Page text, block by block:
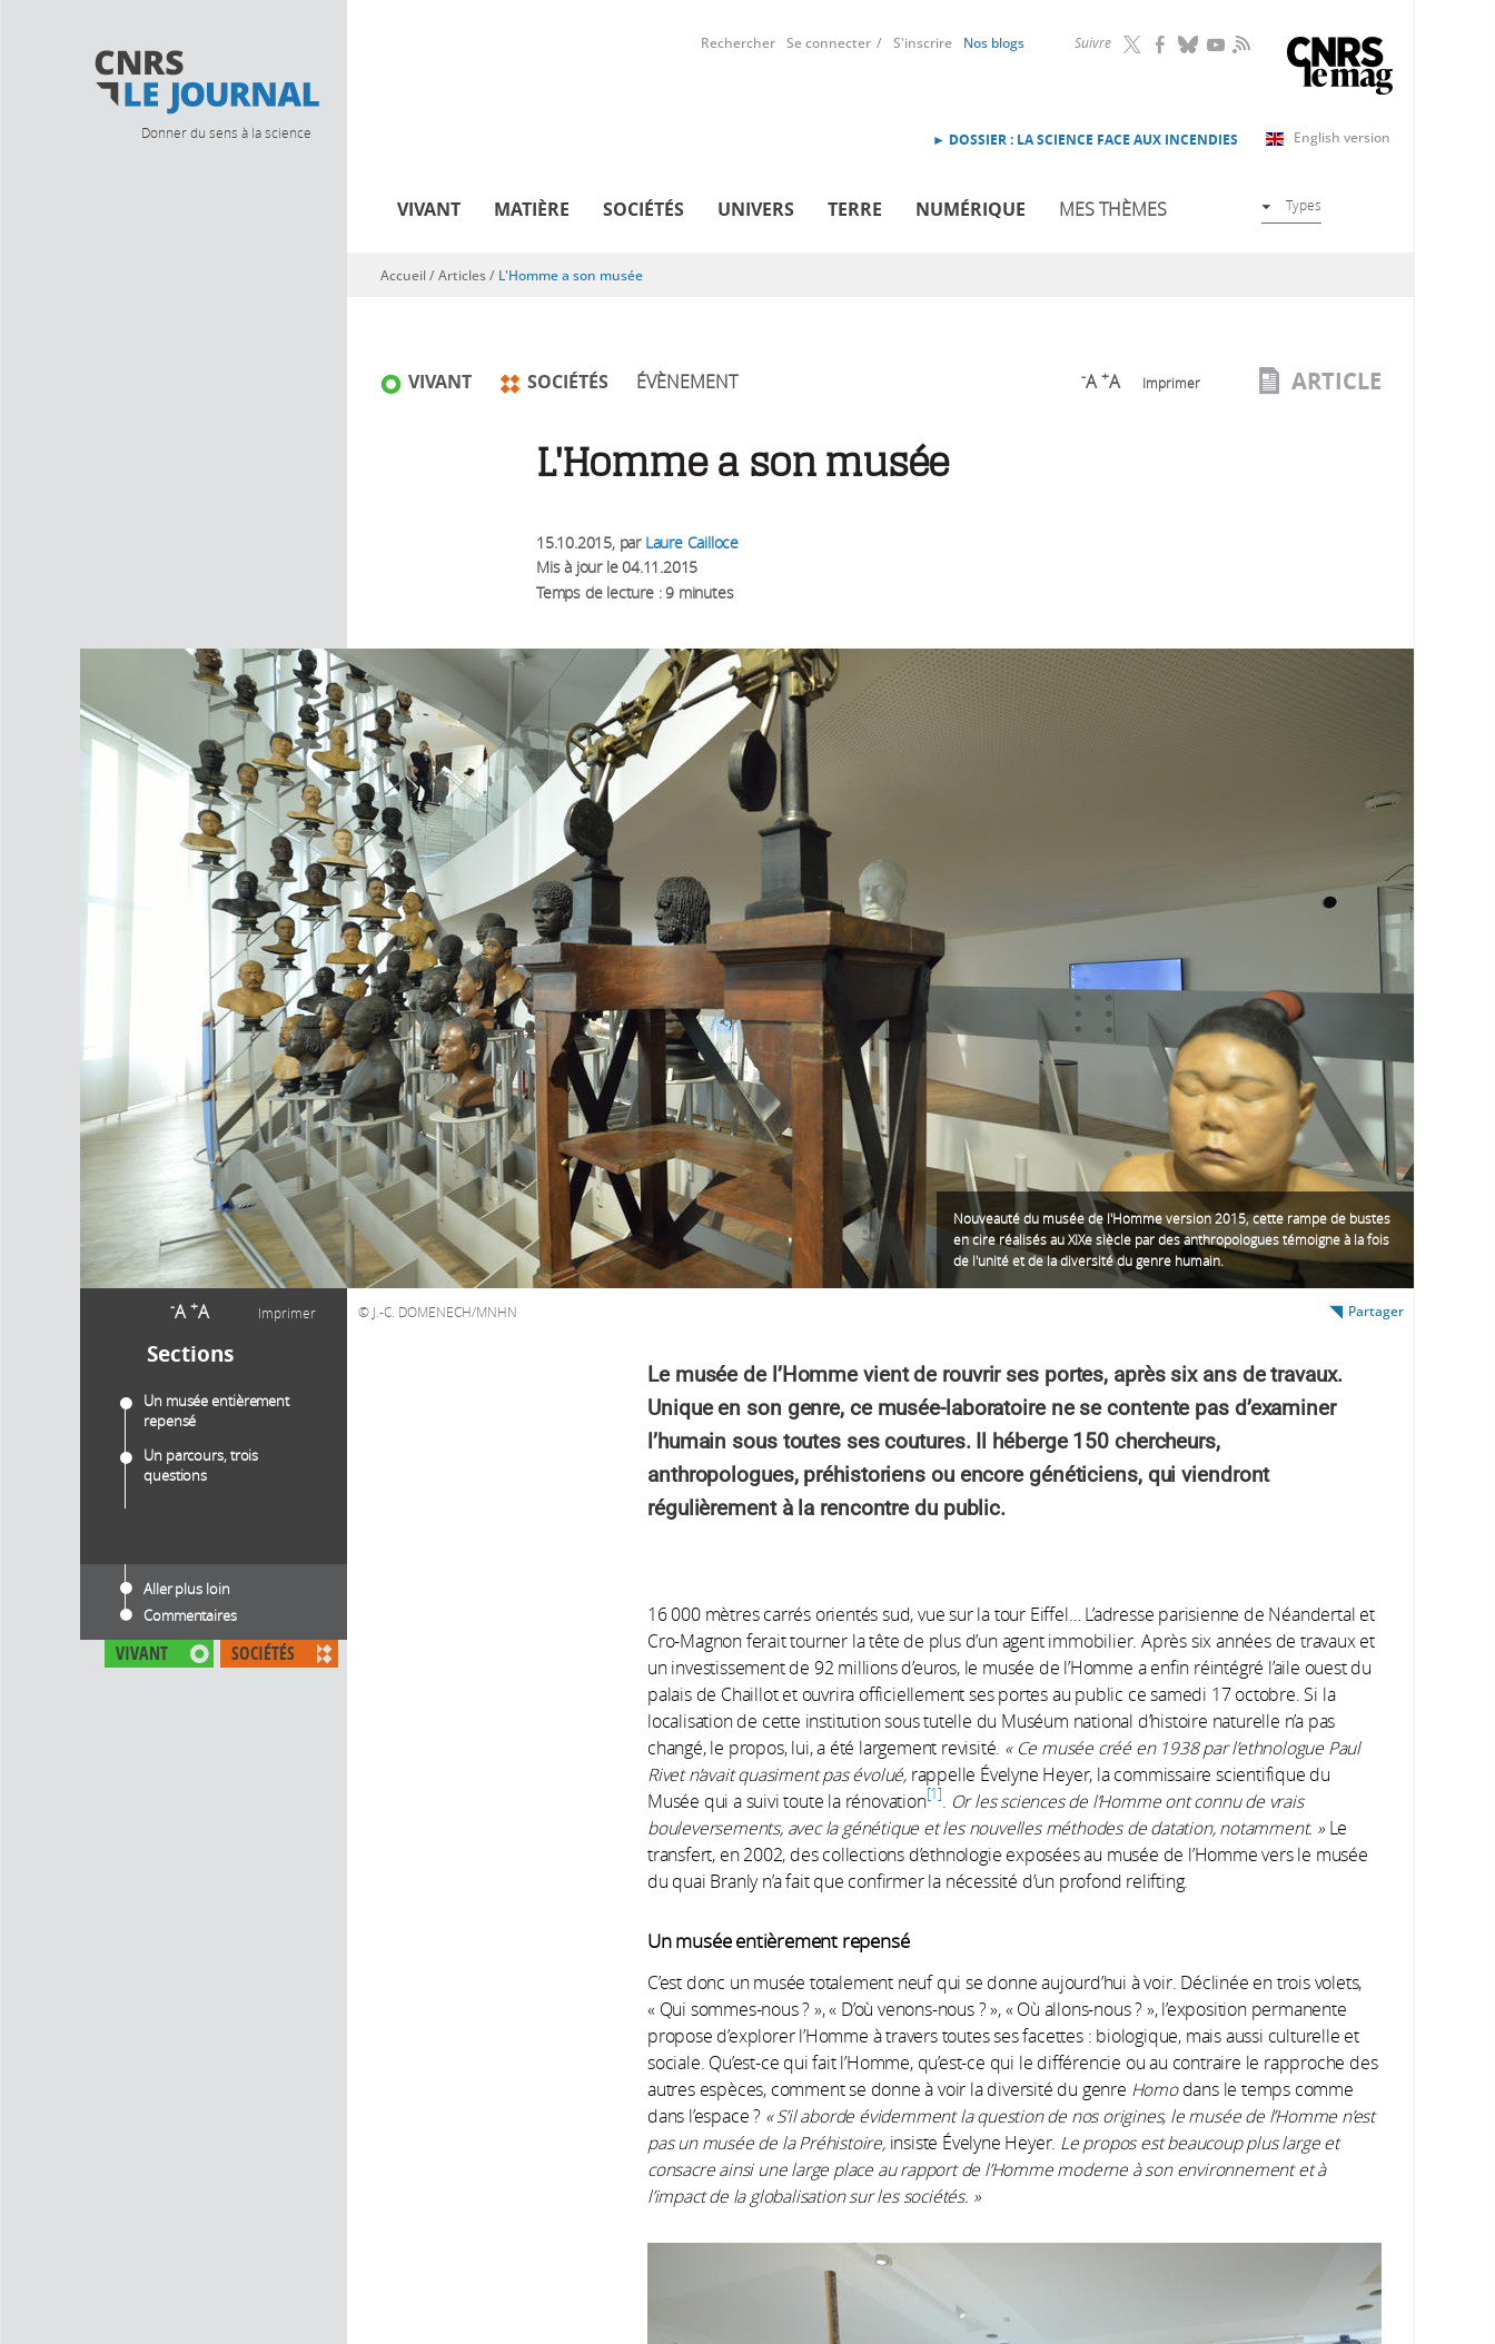
Donner du sens à la science
Suivre RSS
Rechercher Se connecter S'inscrire Nos blogs
English version
► DOSSIER : LA SCIENCE FACE AUX INCENDIES
VIVANT MATIÈRE SOCIÉTÉS UNIVERS TERRE NUMÉRIQUE MES THÈMES Types
-A +A Imprimer
Sections
Un musée entièrement
repensé
Un parcours, trois
questions
Aller plus loin
Commentaires
VIVANT SOCIÉTÉS
Vous êtes ici
Accueil/Articles/ L'Homme a son musée
VIVANT SOCIÉTÉS ÉVÈNEMENT -A +A Imprimer ARTICLE
L'Homme a son musée
15.10.2015, par Laure Cailloce
Mis à jour le04.11.2015
Temps de lecture : 9 minutes
Nouveauté du musée de l'Homme version 2015, cette rampe de bustes
en cire réalisés au XIXe siècle par des anthropologues témoigne à la fois
de l'unité et de la diversité du genre humain.
J.-C. DOMENECH/MNHN Partager
Le musée de l’Homme vient de rouvrir ses portes, après six ans de travaux.
Unique en son genre, ce musée-laboratoire ne se contente pas d’examiner
l’humain sous toutes ses coutures. Il héberge 150 chercheurs,
anthropologues, préhistoriens ou encore généticiens, qui viendront
régulièrement à la rencontre du public.
16 000 mètres carrés orientés sud, vue sur la tour Eiffel… L’adresse parisienne de Néandertal et
Cro-Magnon ferait tourner la tête de plus d’un agent immobilier. Après six années de travaux et
un investissement de 92 millions d’euros, le musée de l’Homme a enfin réintégré l’aile ouest du
palais de Chaillot et ouvrira officiellement ses portes au public ce samedi 17 octobre. Si la
localisation de cette institution sous tutelle du Muséum national d’histoire naturelle n’a pas
changé, le propos, lui, a été largement revisité. « Ce musée créé en 1938 par l’ethnologue Paul
Rivet n’avait quasiment pas évolué, rappelle Évelyne Heyer, la commissaire scientifique du
Musée qui a suivi toute la rénovation 1
Or les sciences de l’Homme ont connu de vrais
bouleversements, avec la génétique et les nouvelles méthodes de datation, notamment. »Le
transfert, en 2002, des collections d’ethnologie exposées au musée de l’Homme vers le musée
du quai Branly n’a fait que confirmer la nécessité d’un profond relifting.
Un musée entièrement repensé
C’est donc un musée totalement neuf qui se donne aujourd’hui à voir. Déclinée en trois volets,
« Qui sommes-nous ? », « D’où venons-nous ? », « Où allons-nous ? », l’exposition permanente
propose d’explorer l’Homme à travers toutes ses facettes : biologique, mais aussi culturelle et
sociale. Qu’est-ce qui fait l’Homme, qu’est-ce qui le différencie ou au contraire le rapproche des
autres espèces, comment se donne à voir la diversité du genre Homodans le temps comme
dans l’espace ? « S’il aborde évidemment la question de nos origines, le musée de l’Homme n’est
pas un musée de la Préhistoire,insiste Évelyne Heyer. Le propos est beaucoup plus large et
consacre ainsi une large place au rapport de l’Homme moderne à son environnement et à
l’impact de la globalisation sur les sociétés. »